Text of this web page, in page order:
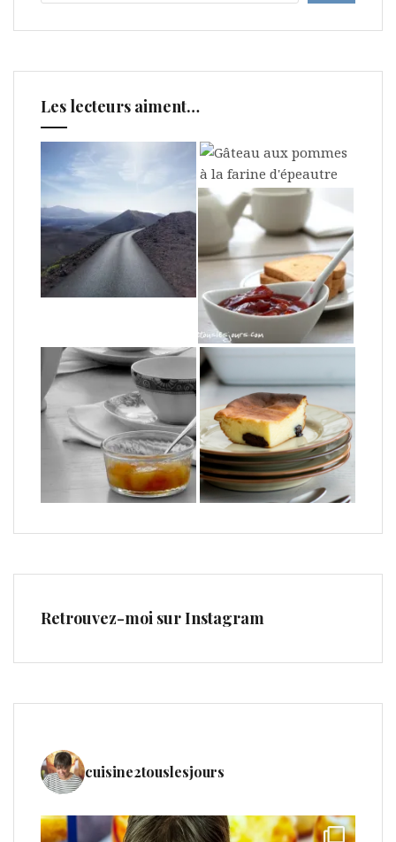
Les lecteurs aiment…
Retrouvez-moi sur Instagram
cuisine2touslesjours